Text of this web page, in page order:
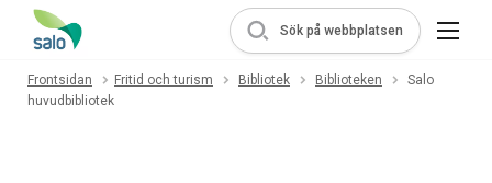
Sök på webbplatsen
Frontsidan Fritid och turism Bibliotek Biblioteken
Salo
huvudbibliotek